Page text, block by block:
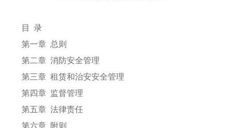
目 录
第一章 总则
第二章 消防安全管理
第三章 租赁和治安安全管理
第四章 监督管理
第五章 法律责任
第六章 附则